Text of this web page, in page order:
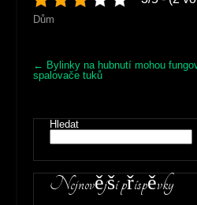
Dům
Post
← Bylinky na hubnutí mohou
spalovače tuků
Hledat
Nejnovější příspěvky